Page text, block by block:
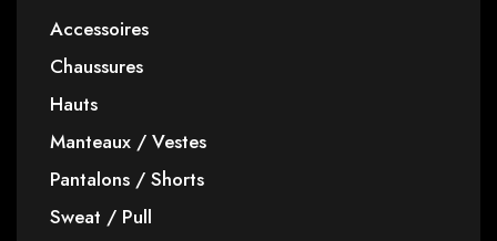
Accessoires
Chaussures
Hauts
Manteaux / Vestes
Pantalons / Shorts
Sweat / Pull